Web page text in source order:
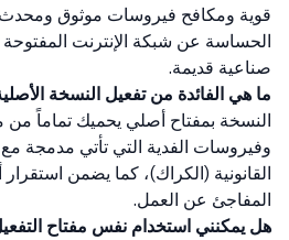
قوية ومكافح فيروسات موثوق ومحدث
الحساسة عن شبكة الإنترنت
صناعية قديمة.
ما هي الفائدة من تفعيل النسخة
النسخة بمفتاح أصلي يحميك تماماً من
وفيروسات الفدية التي تأتي مدمجة مع
القانونية (الكراك)، كما يضمن
المفاجئ عن العمل.
هل يمكنني استخدام نفس مفتاح